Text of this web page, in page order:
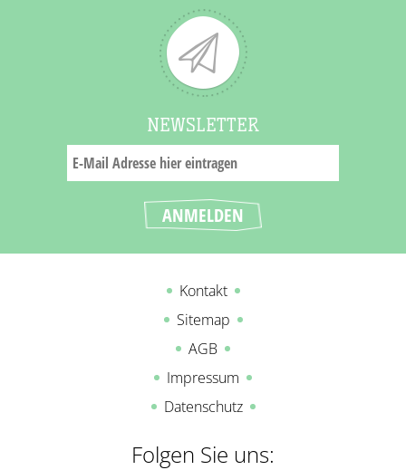
NEWSLETTER
Kontakt
Sitemap
AGB
Impressum
Datenschutz
Folgen Sie uns: